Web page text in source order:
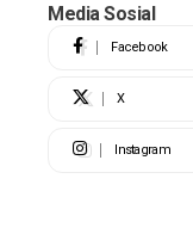
Media Sosial
Facebook
X
Instagram